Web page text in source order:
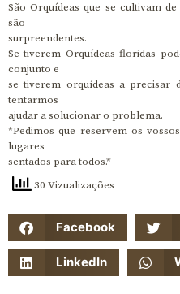
São Orquídeas que se cultivam
são
surpreendentes.
Se tiverem Orquídeas floridas
conjunto e
se tiverem orquídeas a precisar
tentarmos
ajudar a solucionar o problema.
*Pedimos que reservem os
lugares
sentados para todos.*
30 Vizualizações
Facebook
LinkedIn